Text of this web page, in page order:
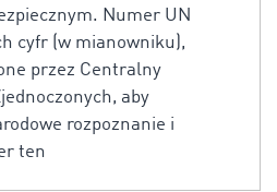
Numer UN
cyfr (w mianowniku),
przez Centralny
aby
rozpoznanie i
ten